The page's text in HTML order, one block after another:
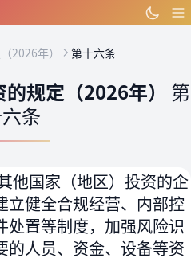
2026年） 第十六条
规定（2026年） 第
条
他国家（地区）投资的企
立健全合规经营、内部控
处置等制度，加强风险识
的人员、资金、设备等资